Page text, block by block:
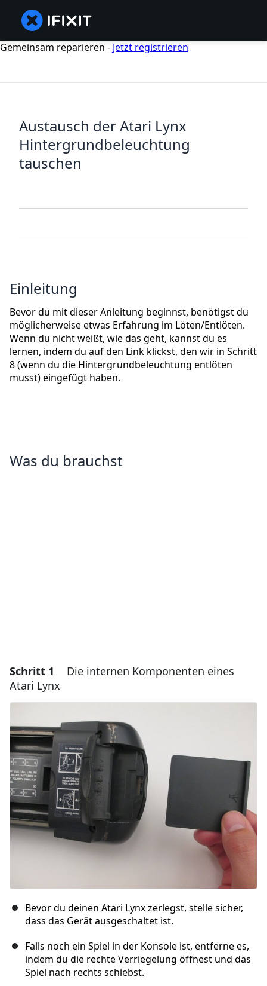
Gemeinsam reparieren - Jetzt registrieren
Austausch der Atari Lynx
Hintergrundbeleuchtung
tauschen
Einleitung
Bevor du mit dieser Anleitung beginnst, benötigst du
möglicherweise etwas Erfahrung im Löten/Entlöten.
Wenn du nicht weißt, wie das geht, kannst du es
lernen, indem du auf den Link klickst, den wir in Schritt
8 (wenn du die Hintergrundbeleuchtung entlöten
musst) eingefügt haben.
Was du brauchst
Schritt 1
Die internen Komponenten eines
Atari Lynx
Bevor du deinen Atari Lynx zerlegst, stelle sicher,
dass das Gerät ausgeschaltet ist.
Falls noch ein Spiel in der Konsole ist, entferne es,
indem du die rechte Verriegelung öffnest und das
Spiel nach rechts schiebst.